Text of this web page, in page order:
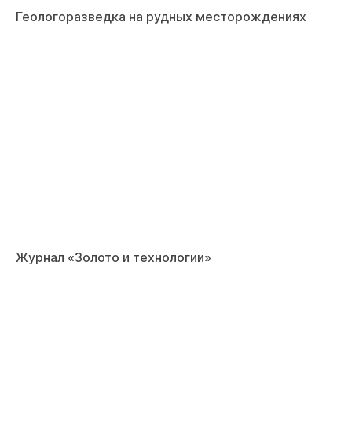
Геологоразведка на рудных месторождениях
Журнал «Золото и технологии»